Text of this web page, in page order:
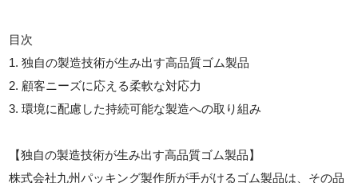
目次
1. 独自の製造技術が生み出す高品質ゴム製品
2. 顧客ニーズに応える柔軟な対応力
3. 環境に配慮した持続可能な製造への取り組み
【独自の製造技術が生み出す高品質ゴム製品】
株式会社九州パッキング製作所が手がけるゴム製品は、その品